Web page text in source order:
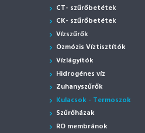
CT- szűrőbetétek
CK- szűrőbetétek
Vízszűrők
Ozmózis Víztisztítók
Vízlágyítók
Hidrogénes víz
Zuhanyszűrők
Kulacsok - Termoszok
Szűrőházak
RO membránok